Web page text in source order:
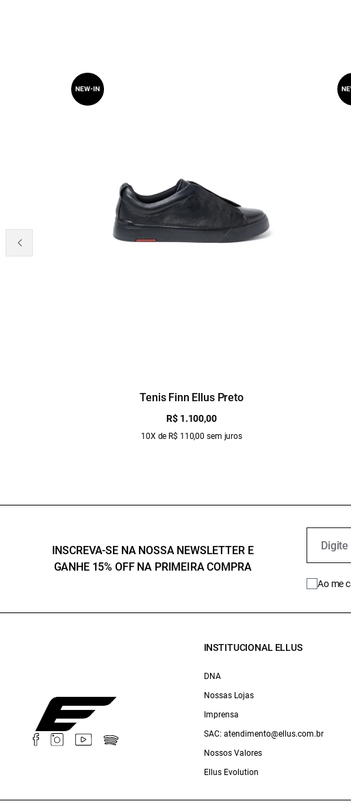
Tenis Finn Ellus Preto
R$ 1.100,00
10X de R$ 110,00 sem juros
NEW-IN
INSCREVA-SE NA NOSSA NEWSLETTER E
GANHE 15% OFF NA PRIMEIRA COMPRA
Ao me
INSTITUCIONAL ELLUS
DNA
Nossas Lojas
Imprensa
SAC: atendimento@ellus.com.br
Nossos Valores
Ellus Evolution